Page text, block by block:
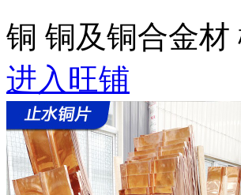
铜 铜及铜合金材
进入旺铺